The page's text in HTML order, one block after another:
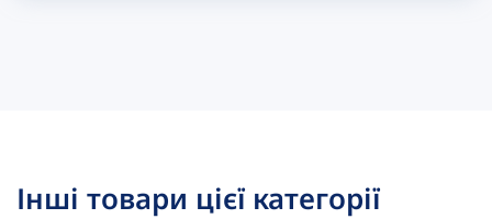
Інші товари цієї категорії